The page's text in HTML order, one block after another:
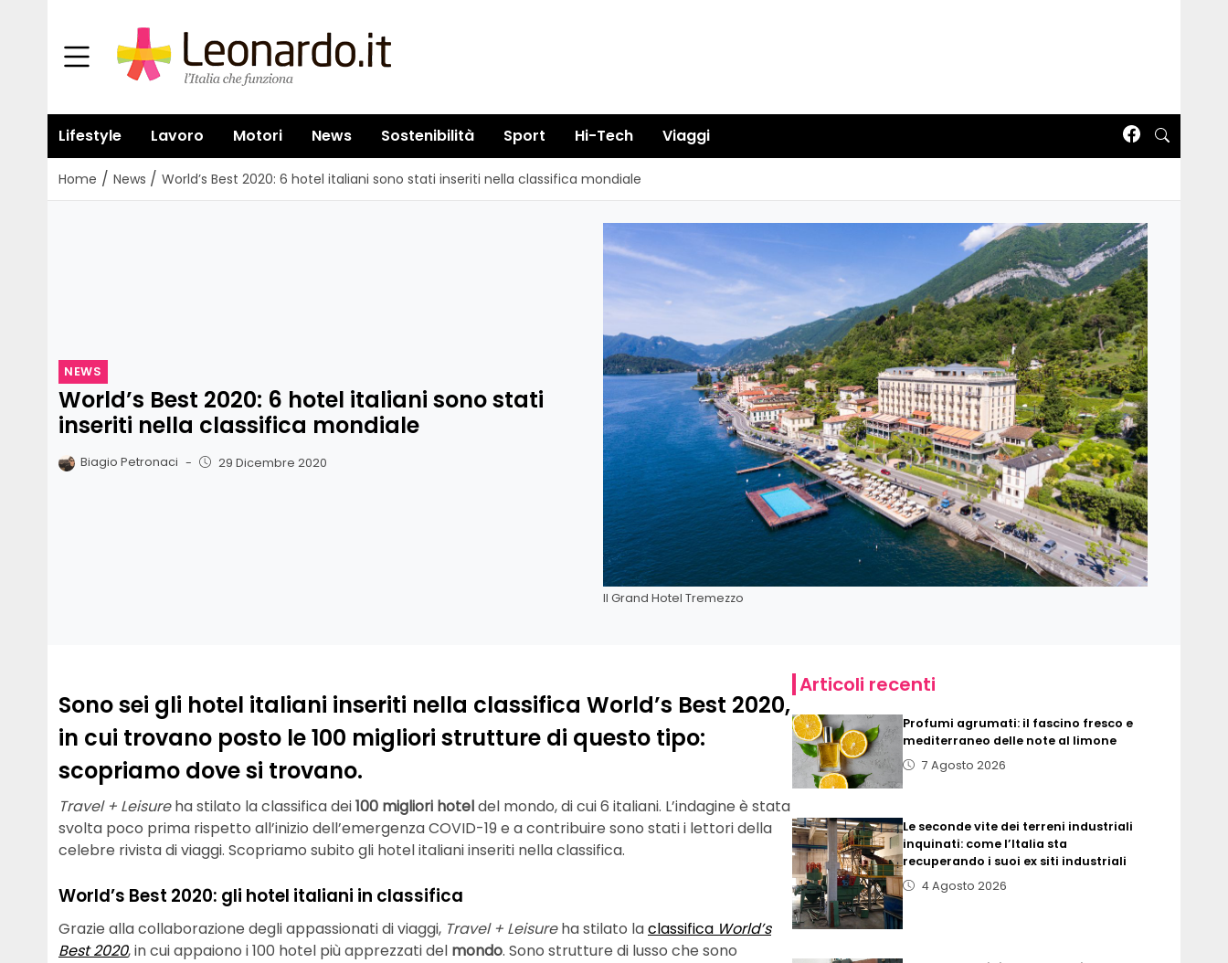
Lifestyle Lavoro Motori News Sostenibilità Sport Hi-Tech Viaggi
Home / News / World’s Best 2020: 6 hotel italiani sono stati inseriti nella classifica mondiale
NEWS
World’s Best 2020: 6 hotel italiani sono stati
inseriti nella classifica mondiale
Biagio Petronaci - 29 Dicembre 2020
Il Grand Hotel Tremezzo
Sono sei gli hotel italiani inseriti nella classifica World’s Best 2020,
in cui trovano posto le 100 migliori strutture di questo tipo:
scopriamo dove si trovano.
Travel + Leisureha stilato la classifica dei100 migliori hoteldel mondo, di cui 6 italiani. L’indagine è stata
svolta poco prima rispetto all’inizio dell’emergenza COVID-19 e a contribuire sono stati i lettori della
celebre rivista di viaggi. Scopriamo subito gli hotel italiani inseriti nella classifica.
World’s Best 2020: gli hotel italiani in classifica
Grazie alla collaborazione degli appassionati di viaggi, Travel + Leisureha stilato laclassifica World’s
Best 2020, in cui appaiono i 100 hotel più apprezzati del mondo. Sono strutture di lusso che sono
Articoli recenti
Profumi agrumati: il fascino fresco e
mediterraneo delle note al limone
7 Agosto 2026
Le seconde vite dei terreni industriali
inquinati: come l’Italia sta
recuperando i suoi ex siti industriali
4 Agosto 2026